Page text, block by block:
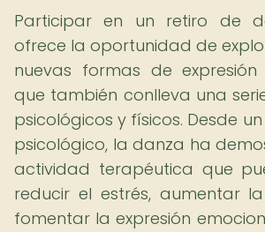
Participar en un retiro de
ofrece la oportunidad de
nuevas formas de
que también conlleva una
psicológicos y físicos. Desde
psicológico, la danza ha
actividad terapéutica que
reducir el estrés, aumentar
fomentar la expresión